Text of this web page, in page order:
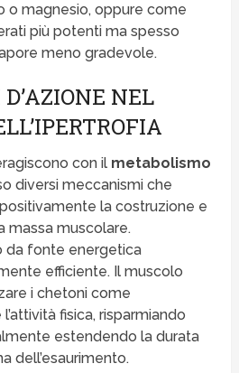
o magnesio, oppure come
più potenti ma spesso
meno gradevole.
NEL
con il metabolismo
diversi meccanismi che
la costruzione e
massa muscolare.
da fonte energetica
efficiente. Il muscolo
i chetoni come
fisica, risparmiando
estendendo la durata
dell’esaurimento.